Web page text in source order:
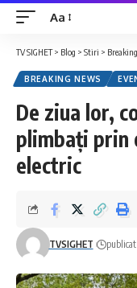
Font
Resizer
Aa
TV SIGHET> Blog > Stiri >
BREAKING NEWS
De ziua lor,
plimbați prin
electric
TVSIGHET publicat